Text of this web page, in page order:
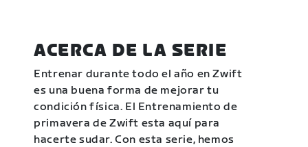
ACERCA DE LA SERIE
Entrenar durante todo el año en Zwift
es una buena forma de mejorar tu
condición física. El Entrenamiento de
primavera de Zwift esta aquí para
hacerte sudar. Con esta serie, hemos